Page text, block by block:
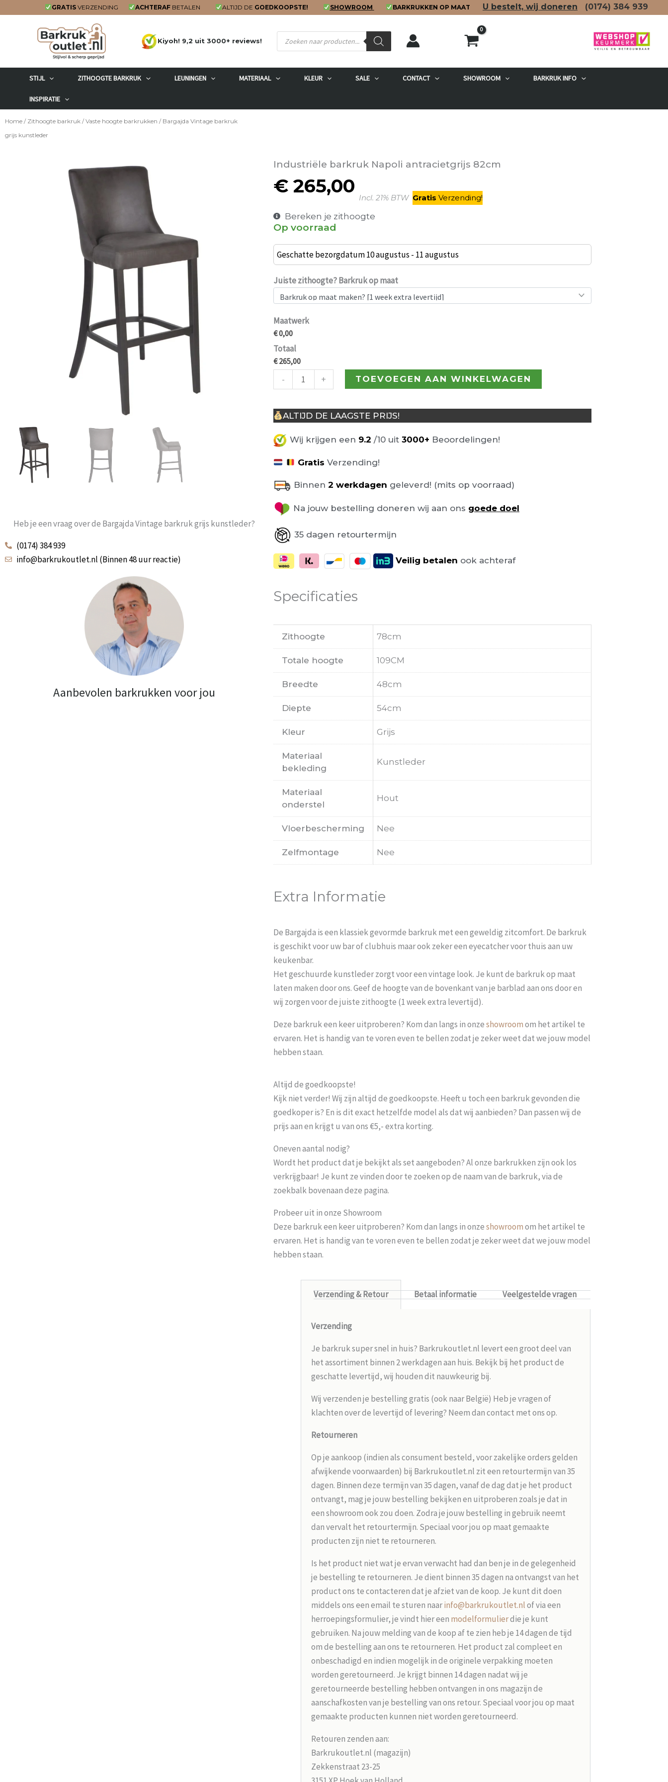
GRATIS VERZENDING ACHTERAF BETALEN ALTIJD DE GOEDKOOPSTE! SHOWROOM BARKRUKKEN OP MAAT U bestelt, wij doneren (0174) 384 939
Kiyoh! 9,2 uit 3000+ reviews!
Producten
zoeken
STIJL ZITHOOGTE BARKRUK LEUNINGEN MATERIAAL KLEUR SALE CONTACT SHOWROOM BARKRUK INFO
INSPIRATIE
Home / Zithoogte barkruk / Vaste hoogte barkrukken / Bargajda Vintage barkruk
grijs kunstleder
Heb je een vraag over de Bargajda Vintage barkruk grijs kunstleder?
(0174) 384 939
info@barkrukoutlet.nl (Binnen 48 uur reactie)
Aanbevolen barkrukken voor jou
Industriële barkruk Napoli antracietgrijs 82cm
€ 265,00
Incl. 21% BTW Gratis Verzending!
Bereken je zithoogte
Op voorraad
Geschatte bezorgdatum 10 augustus - 11 augustus
Juiste zithoogte? Barkruk op maat
Maatwerk
€ 0,00
Totaal
€ 265,00
-
Vintage
barkruk
grijs
kunstleder
aantal
+ TOEVOEGEN AAN WINKELWAGEN
ALTIJD DE LAAGSTE PRIJS!
Wij krijgen een 9.2 /10 uit 3000+ Beoordelingen!
Gratis Verzending!
Binnen 2 werkdagen geleverd! (mits op voorraad)
Na jouw bestelling doneren wij aan ons goede doel
35 dagen retourtermijn
Veilig betalen ook achteraf
Specificaties
Zithoogte 78cm
Totale hoogte 109CM
Breedte 48cm
Diepte 54cm
Kleur Grijs
Materiaal
bekleding
Kunstleder
Materiaal
onderstel
Hout
Vloerbescherming Nee
Zelfmontage Nee
Extra Informatie
De Bargajda is een klassiek gevormde barkruk met een geweldig zitcomfort. De barkruk
is geschikt voor uw bar of clubhuis maar ook zeker een eyecatcher voor thuis aan uw
keukenbar.
Het geschuurde kunstleder zorgt voor een vintage look. Je kunt de barkruk op maat
laten maken door ons. Geef de hoogte van de bovenkant van je barblad aan ons door en
wij zorgen voor de juiste zithoogte (1 week extra levertijd).
Deze barkruk een keer uitproberen? Kom dan langs in onzeshowroomom het artikel te
ervaren. Het is handig van te voren even te bellen zodat je zeker weet dat we jouw model
hebben staan.
Altijd de goedkoopste!
Kijk niet verder! Wij zijn altijd de goedkoopste. Heeft u toch een barkruk gevonden die
goedkoper is? En is dit exact hetzelfde model als dat wij aanbieden? Dan passen wij de
prijs aan en krijgt u van ons €5,- extra korting.
Oneven aantal nodig?
Wordt het product dat je bekijkt als set aangeboden? Al onze barkrukken zijn ook los
verkrijgbaar! Je kunt ze vinden door te zoeken op de naam van de barkruk, via de
zoekbalk bovenaan deze pagina.
Probeer uit in onze Showroom
Deze barkruk een keer uitproberen? Kom dan langs in onzeshowroomom het artikel te
ervaren. Het is handig van te voren even te bellen zodat je zeker weet dat we jouw model
hebben staan.
Verzending & Retour Betaal informatie Veelgestelde vragen
Verzending
Je barkruk super snel in huis? Barkrukoutlet.nl levert een groot deel van
het assortiment binnen 2 werkdagen aan huis. Bekijk bij het product de
geschatte levertijd, wij houden dit nauwkeurig bij.
Wij verzenden je bestelling gratis (ook naar België) Heb je vragen of
klachten over de levertijd of levering? Neem dan contact met ons op.
Retourneren
Op je aankoop (indien als consument besteld, voor zakelijke orders gelden
afwijkende voorwaarden) bij Barkrukoutlet.nl zit een retourtermijn van 35
dagen. Binnen deze termijn van 35 dagen, vanaf de dag dat je het product
ontvangt, mag je jouw bestelling bekijken en uitproberen zoals je dat in
een showroom ook zou doen. Zodra je jouw bestelling in gebruik neemt
dan vervalt het retourtermijn. Speciaal voor jou op maat gemaakte
producten zijn niet te retourneren.
Is het product niet wat je ervan verwacht had dan ben je in de gelegenheid
je bestelling te retourneren. Je dient binnen 35 dagen na ontvangst van het
product ons te contacteren dat je afziet van de koop. Je kunt dit doen
middels ons een email te sturen naarinfo@barkrukoutlet.nlof via een
herroepingsformulier, je vindt hier een modelformulierdie je kunt
gebruiken. Na jouw melding van de koop af te zien heb je 14 dagen de tijd
om de bestelling aan ons te retourneren. Het product zal compleet en
onbeschadigd en indien mogelijk in de originele verpakking moeten
worden geretourneerd. Je krijgt binnen 14 dagen nadat wij je
geretourneerde bestelling hebben ontvangen in ons magazijn de
aanschafkosten van je bestelling van ons retour. Speciaal voor jou op maat
gemaakte producten kunnen niet worden geretourneerd.
Retouren zenden aan:
Barkrukoutlet.nl (magazijn)
Zekkenstraat 23-25